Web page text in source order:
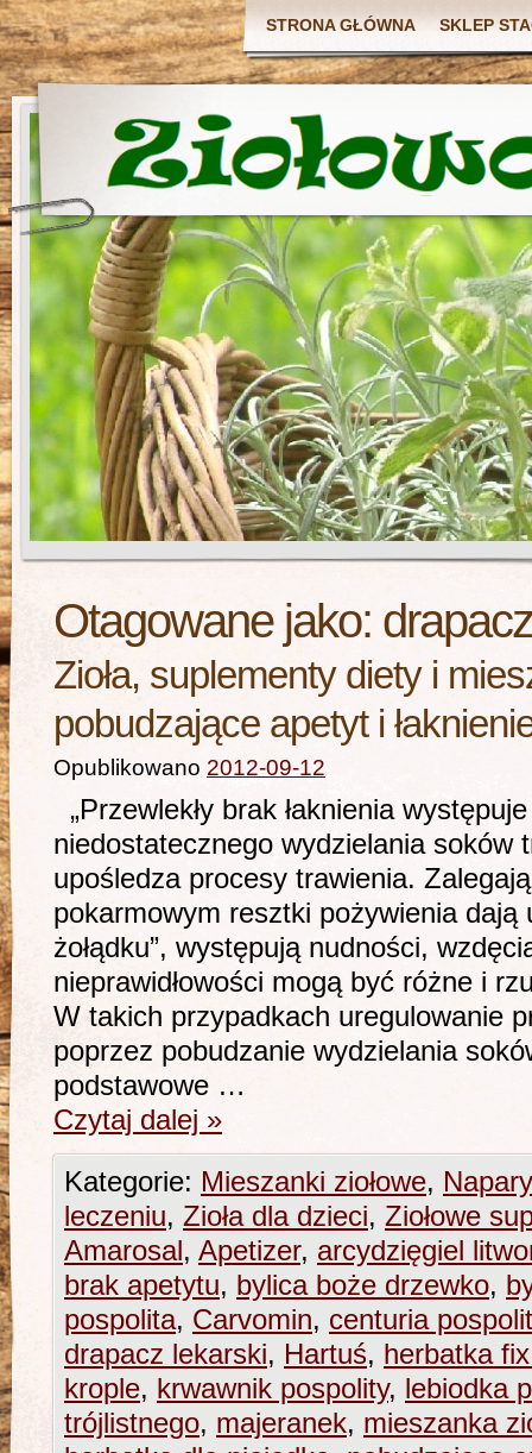
STRONA GŁÓWNA SKLEP
Otagowane jako:
Zioła, suplementy diety i
pobudzające apetyt i
Opublikowano 2012-09-12
„Przewlekły brak łaknienia
niedostatecznego wydzielania soków
upośledza procesy trawienia.
pokarmowym resztki pożywienia dają
żołądku”, występują nudności,
nieprawidłowości mogą być różne i
W takich przypadkach uregulowanie
poprzez pobudzanie wydzielania
podstawowe …
Czytaj dalej »
Kategorie: Mieszanki ziołowe,
leczeniu, Zioła dla dzieci, Ziołowe
Amarosal, Apetizer, arcydzięgiel
brak apetytu, bylica boże drzewko,
pospolita, Carvomin, centuria
drapacz lekarski, Hartuś, herbatka
krople, krwawnik pospolity, lebiodka
trójlistnego, majeranek, mieszanka